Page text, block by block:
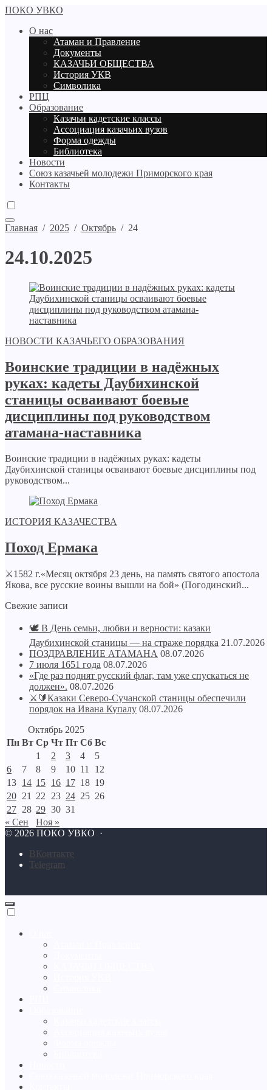
ПОКО УВКО
О нас
Атаман и Правление
Документы
КАЗАЧЬИ ОБЩЕСТВА
История УКВ
Символика
РПЦ
Образование
Казачьи кадетские классы
Ассоциация казачьих вузов
Форма одежды
Библиотека
Новости
Союз казачьей молодежи Приморского края
Контакты
Главная / 2025 / Октябрь / 24
24.10.2025
НОВОСТИ КАЗАЧЬЕГО ОБРАЗОВАНИЯ
Воинские традиции в надёжных
руках: кадеты Даубихинской
станицы осваивают боевые
дисциплины под руководством
атамана-наставника
Воинские традиции в надёжных руках: кадеты
Даубихинской станицы осваивают боевые дисциплины под
руководством...
ИСТОРИЯ КАЗАЧЕСТВА
Поход Ермака
⚔️1582 г.«Месяц октября 23 день, на память святого апостола
Якова, все русские воины вышли на бой» (Погодинский...
Свежие записи
🕊️ В День семьи, любви и верности: казаки
Даубихинской станицы — на страже порядка 21.07.2026
ПОЗДРАВЛЕНИЕ АТАМАНА 08.07.2026
7 июля 1651 года 08.07.2026
«Где раз поднят русский флаг, там уже спускаться не
должен». 08.07.2026
⚔🔰Казаки Северо-Сучанской станицы обеспечили
порядок на Ивана Купалу 08.07.2026
Октябрь 2025
Пн Вт Ср Чт Пт Сб Вс
1
2 3 4
5
6
7 8 9 10 11
12
13 14 15 16 17 18 19
20 21 22 23 24 25 26
27 28 29 30 31
« Сен
Ноя »
© 2026 ПОКО УВКО ·
BКонтакте
Telegram